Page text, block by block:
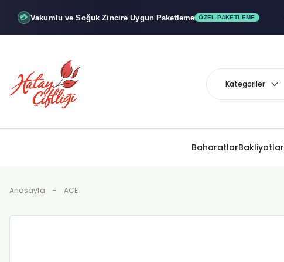
Vakumlu ve SoğukZincire Uygun Paketleme ÖZEL PAKETLEME
BaharatlarBakliyatlar
Anasayfa ACE